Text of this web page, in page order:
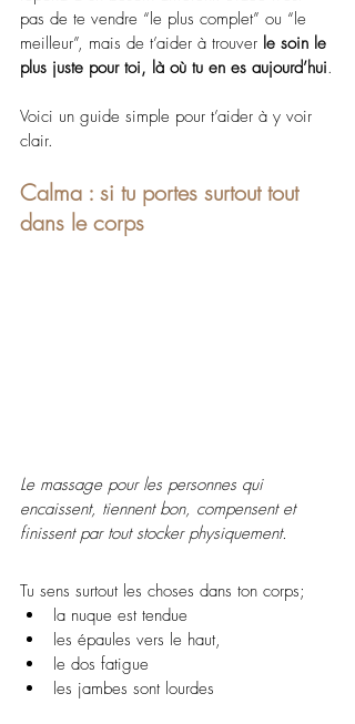
pas de te vendre “le plus complet” ou “le
meilleur”, mais de t’aider à trouver le soin le
plus juste pour toi, là où tu en es aujourd’hui.
Voici un guide simple pour t’aider à y voir
clair.
Calma : si tu portes surtout tout
dans le corps
Le massage pour les personnes qui
encaissent, tiennent bon, compensent et
finissent par tout stocker physiquement.
Tu sens surtout les choses dans ton corps;
la nuque est tendue
les épaules vers le haut,
le dos fatigue
les jambes sont lourdes